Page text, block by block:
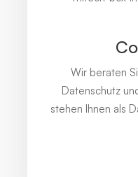
Wir beraten
Datenschutz
stehen Ihnen als